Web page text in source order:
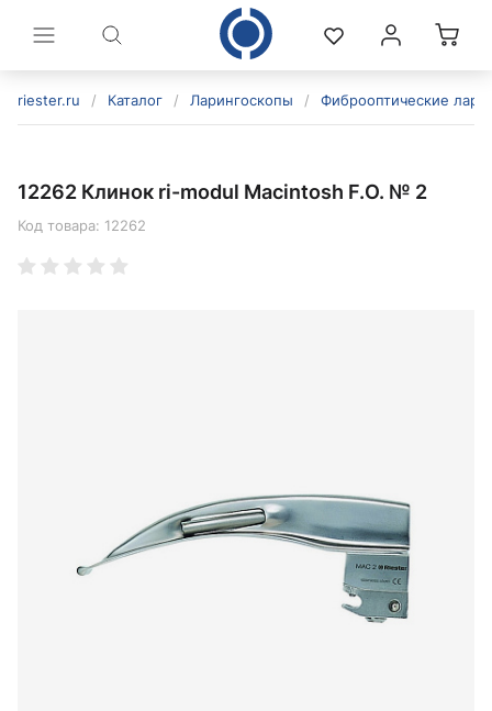
riester.ru / Каталог / Ларингоскопы / Фиброоптические
12262 Клинок ri-modul Macintosh F.O. № 2
Код товара: 12262